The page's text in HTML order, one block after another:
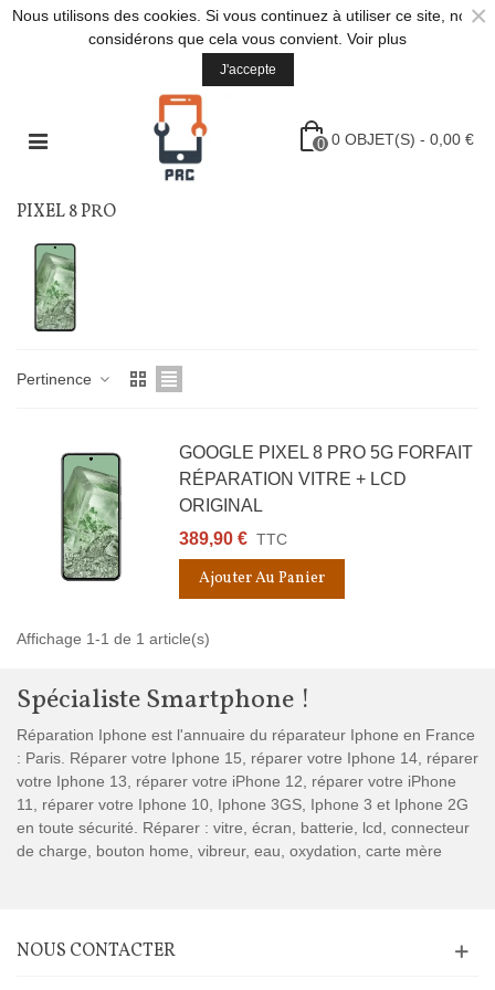
Nous utilisons des cookies. Si vous continuez à utiliser ce site, nous
considérons que cela vous convient. Voir plus
J'accepte
×
0 0 OBJET(S) - 0,00 €
PIXEL 8 PRO
Pertinence
GOOGLE PIXEL 8 PRO 5G FORFAIT
RÉPARATION VITRE + LCD
ORIGINAL
389,90 € TTC
Ajouter Au Panier
Affichage 1-1 de 1 article(s)
Spécialiste Smartphone !
Réparation Iphone est l'annuaire du réparateur Iphone en France
: Paris. Réparer votre Iphone 15, réparer votre Iphone 14, réparer
votre Iphone 13, réparer votre iPhone 12, réparer votre iPhone
11, réparer votre Iphone 10, Iphone 3GS, Iphone 3 et Iphone 2G
en toute sécurité. Réparer : vitre, écran, batterie, lcd, connecteur
de charge, bouton home, vibreur, eau, oxydation, carte mère
NOUS CONTACTER